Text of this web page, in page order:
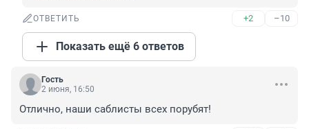
ОТВЕТИТЬ +2 –10
Показать ещё 6 ответов
Гость
2 июня, 16:50
Отлично, наши саблисты всех порубят!